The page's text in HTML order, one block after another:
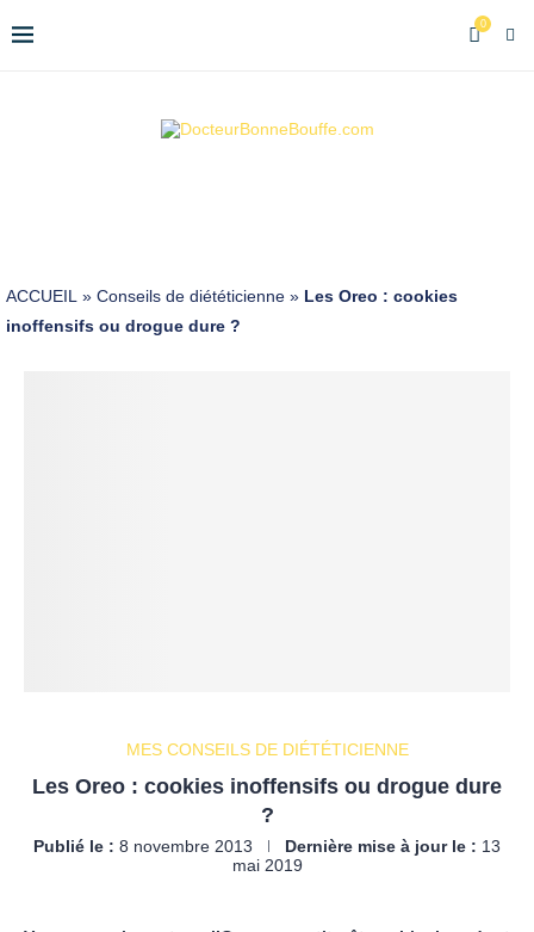
0
ACCUEIL » Conseils de diététicienne » Les Oreo : cookies
inoffensifs ou drogue dure ?
MES CONSEILS DE DIÉTÉTICIENNE
Les Oreo : cookies inoffensifs ou drogue dure
?
Publié le : 8 novembre 2013 Dernière mise à jour le : 13
mai 2019